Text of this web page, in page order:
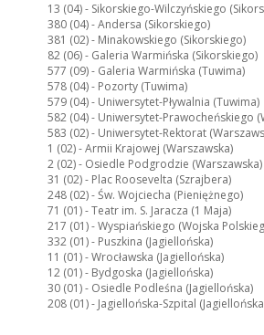
13 (04) - Sikorskiego-Wilczyńskiego
380 (04) -Andersa (Sikorskiego)
381 (02) - Minakowskiego (Sikorskiego)
82 (06) - Galeria Warmińska (Sikorskiego)
577 (09) - Galeria Warmińska (Tuwima)
578 (04) - Pozorty (Tuwima)
579 (04) - Uniwersytet-Pływalnia (Tuwima)
582 (04) - Uniwersytet-Prawocheńskiego
583 (02) - Uniwersytet-Rektorat
1 (02) -Armii Krajowej (Warszawska)
2 (02) - Osiedle Podgrodzie (Warszawska)
31 (02) - Plac Roosevelta (Szrajbera)
248 (02) -Św. Wojciecha (Pieniężnego)
71 (01) -Teatr im. S. Jaracza (1 Maja)
217 (01) -Wyspiańskiego (Wojska
332 (01) - Puszkina (Jagiellońska)
11 (01) -Wrocławska (Jagiellońska)
12 (01) - Bydgoska (Jagiellońska)
30 (01) - Osiedle Podleśna (Jagiellońska)
208 (01) - Jagiellońska-Szpital